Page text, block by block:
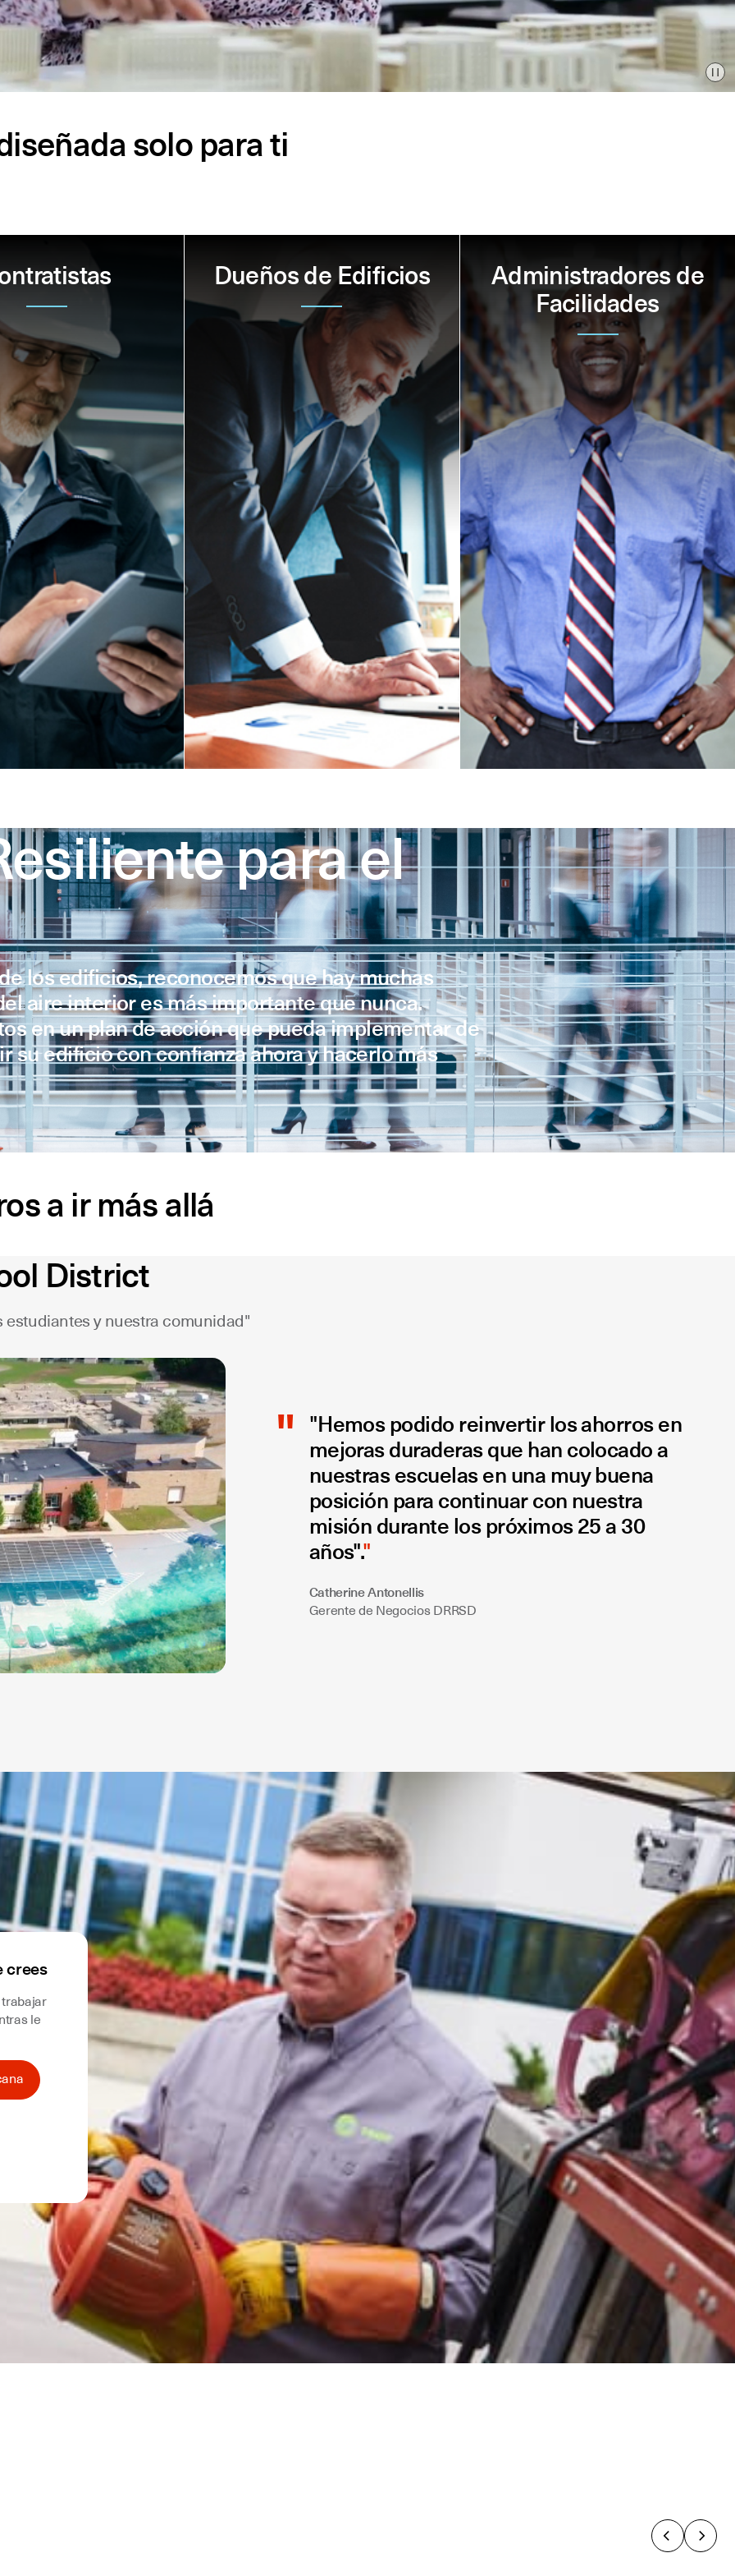
solo para ti
Dueños de Edificios
Administradores de
Facilidades
para el
los edificios, reconocemos que hay muchas
aire interior es más importante que nunca.
en un plan de acción que pueda implementar de
su edificio con confianza ahora y hacerlo más
a ir más allá
District
estudiantes y nuestra comunidad"
"Hemos podido reinvertir los ahorros en
mejoras duraderas que han colocado a
nuestras escuelas en una muy buena
posición para continuar con nuestra
misión durante los próximos 25 a 30
años".
Catherine Antonellis
Gerente de Negocios DRRSD
crees
le